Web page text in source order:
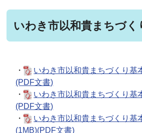
いわき市以和貴まちづく
・
いわき市以和貴まちづくり基
(PDF文書)
・
いわき市以和貴まちづくり基
(PDF文書)
・
いわき市以和貴まちづくり基
(1MB)(PDF文書)